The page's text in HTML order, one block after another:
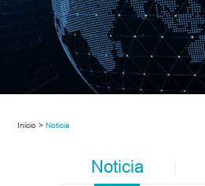
Inicio > Noticia
Noticia